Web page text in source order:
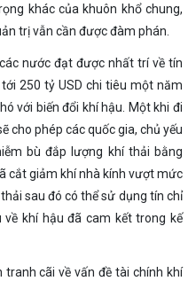
khác của khuôn khổ chung,
trị vẫn cần được đàm phán.
nước đạt được nhất trí về tín
250 tỷ USD chi tiêu một năm
với biến đổi khí hậu. Một khi đi
cho phép các quốc gia, chủ yếu
bù đắp lượng khí thải bằng
cắt giảm khí nhà kính vượt mức
sau đó có thể sử dụng tín chỉ
khí hậu đã cam kết trong kế
tranh cãi về vấn đề tài chính khí